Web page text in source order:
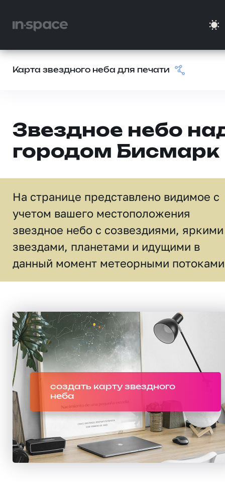
Карта звездного неба для печати
Звездное небо
городом Бисмарк
На странице представлено видимое c
учетом вашего местоположения
звездное небо c созвездиями, яркими
звездами, планетами и идущими в
данный момент метеорными
создать карту звездного
неба